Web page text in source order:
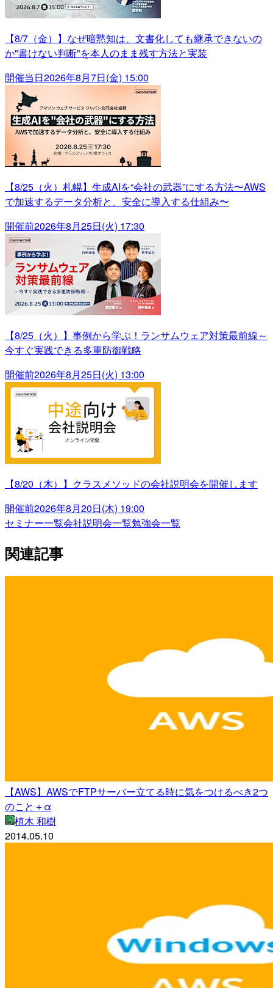
【8/7（金）】なぜ暗黙知は、文書化しても継承できないの
か"書けない判断"を本人のまま残す方法と実装
開催当日2026年8月7日(金) 15:00
【8/25（火）札幌】生成AIを“会社の武器”にする方法〜AWS
で加速するデータ分析と、安全に導入する仕組み〜
開催前2026年8月25日(火) 17:30
【8/25（火）】事例から学ぶ！ランサムウェア対策最前線～
今すぐ実践できる多重防御戦略
開催前2026年8月25日(火) 13:00
【8/20（木）】クラスメソッドの会社説明会を開催します
開催前2026年8月20日(木) 19:00
セミナー一覧会社説明会一覧勉強会一覧
関連記事
【AWS】AWSでFTPサーバー立てる時に気をつけるべき2つ
のこと＋α
植木 和樹
2014.05.10